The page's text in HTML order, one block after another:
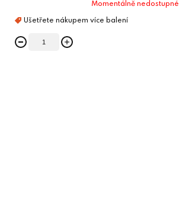
Momentálně nedostupné